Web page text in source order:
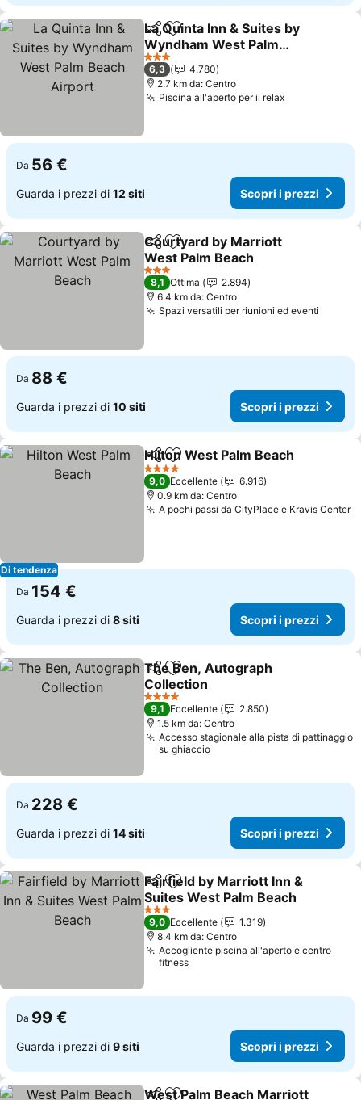
CondividiAggiungi ai preferiti
La Quinta Inn & Suites by
Wyndham West Palm
Beach Airport
Scopri i prezzi
3 Stelle
6,3
4.780
2.7 km da: Centro
Piscina all'aperto per il relaxScopri i
Da 56 €
Guarda i prezzi di 12 siti Scopri i prezzi
CondividiAggiungi ai preferiti
Courtyard by Marriott
West Palm Beach
Scopri i prezzi
3 Stelle
8,1 Ottima
2.894
6.4 km da: Centro
Spazi versatili per riunioni ed eventi
Da 88 €
Guarda i prezzi di 10 siti Scopri i prezzi
Di tendenza
CondividiAggiungi ai preferiti
Hilton West Palm Beach
4 Stelle
9,0 Eccellente
6.916
0.9 km da: Centro
A pochi passi da CityPlace e Kravis Center
Da 154 €
Guarda i prezzi di 8 siti Scopri i prezzi
CondividiAggiungi ai preferiti
The Ben, Autograph
Collection
Scopri i prezzi
4 Stelle
9,1 Eccellente
2.850
1.5 km da: Centro
Accesso stagionale alla pista di pattinaggio
su ghiaccio
Da 228 €
Guarda i prezzi di 14 siti Scopri i prezzi
CondividiAggiungi ai preferiti
Fairfield by Marriott Inn &
Suites West Palm Beach
Scopri i prezzi
3 Stelle
9,0 Eccellente
1.319
8.4 km da: Centro
Accogliente piscina all'aperto e centro
fitness
Da 99 €
Guarda i prezzi di 9 siti Scopri i prezzi
West Palm Beach Marriott